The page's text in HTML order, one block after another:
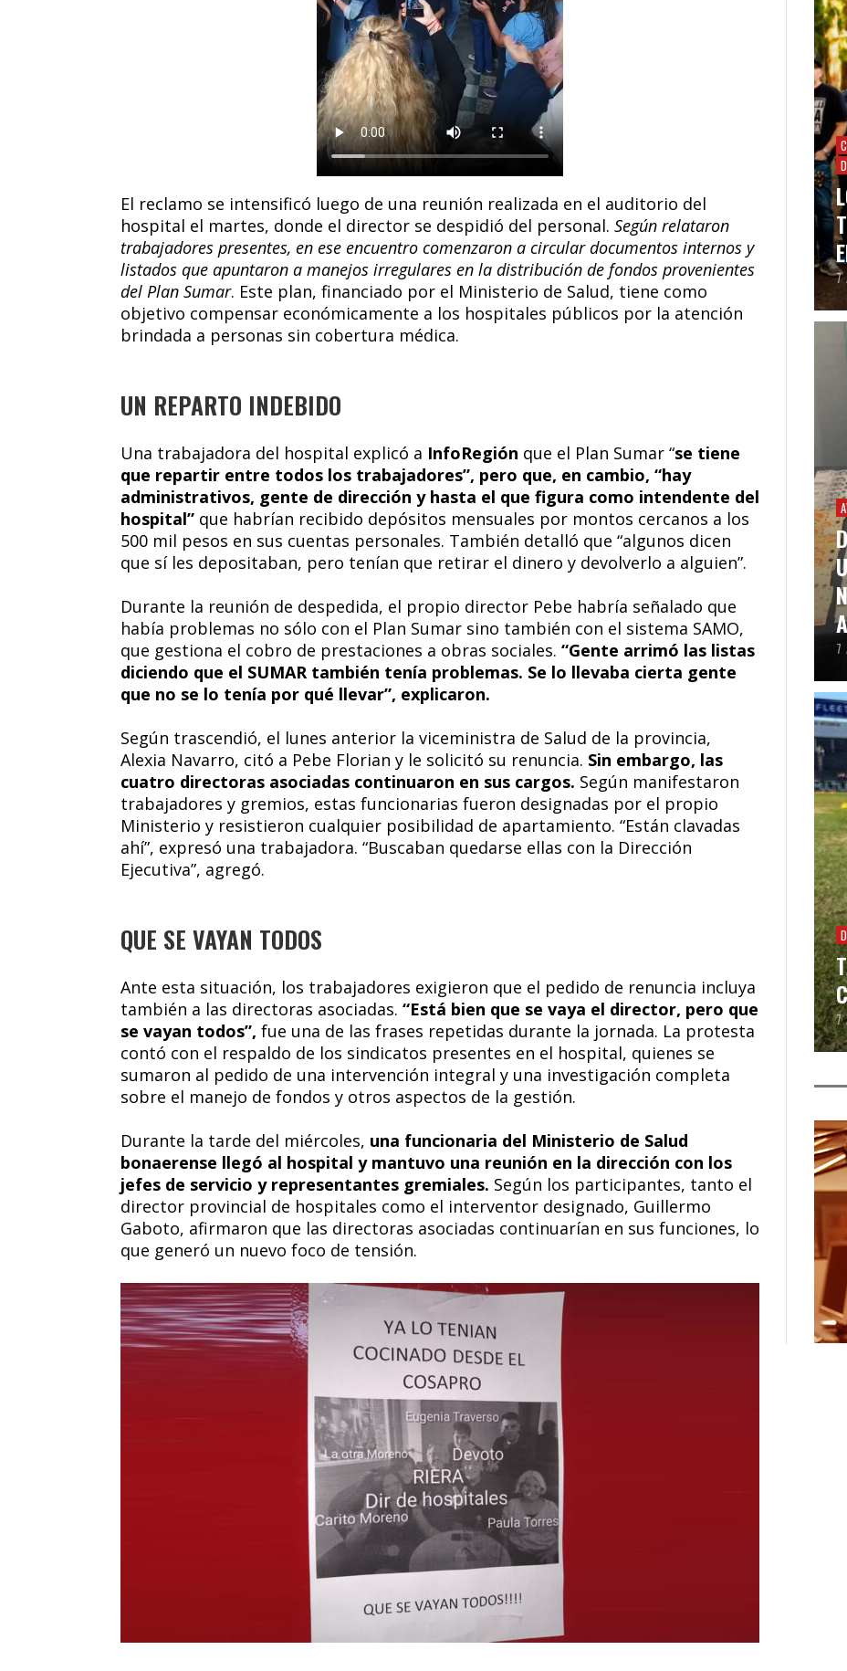
El reclamo se intensificó luego de una reunión realizada en el auditorio del
hospital el martes, donde el director se despidió del personal. Según relataron
trabajadores presentes, en ese encuentro comenzaron a circular documentos internos y
listados que apuntaron a manejos irregulares en la distribución de fondos provenientes
del Plan Sumar. Este plan, financiado por el Ministerio de Salud, tiene como
objetivo compensar económicamente a los hospitales públicos por la atención
brindada a personas sin cobertura médica.
UN REPARTO INDEBIDO
Una trabajadora del hospital explicó a InfoRegión que el Plan Sumar “se tiene
que repartir entre todos los trabajadores”, pero que, en cambio, “hay
administrativos, gente de dirección y hasta el que figura como intendente del
hospital” que habrían recibido depósitos mensuales por montos cercanos a los
500 mil pesos en sus cuentas personales. También detalló que “algunos dicen
que sí les depositaban, pero tenían que retirar el dinero y devolverlo a alguien”.
Durante la reunión de despedida, el propio director Pebe habría señalado que
había problemas no sólo con el Plan Sumar sino también con el sistema SAMO,
que gestiona el cobro de prestaciones a obras sociales. “Gente arrimó las listas
diciendo que el SUMAR también tenía problemas. Se lo llevaba cierta gente
que no se lo tenía por qué llevar”, explicaron.
Según trascendió, el lunes anterior la viceministra de Salud de la provincia,
Alexia Navarro, citó a Pebe Florian y le solicitó su renuncia. Sin embargo, las
cuatro directoras asociadas continuaron en sus cargos. Según manifestaron
trabajadores y gremios, estas funcionarias fueron designadas por el propio
Ministerio y resistieron cualquier posibilidad de apartamiento. “Están clavadas
ahí”, expresó una trabajadora. “Buscaban quedarse ellas con la Dirección
Ejecutiva”, agregó.
QUE SE VAYAN TODOS
Ante esta situación, los trabajadores exigieron que el pedido de renuncia incluya
también a las directoras asociadas. “Está bien que se vaya el director, pero que
se vayan todos”, fue una de las frases repetidas durante la jornada. La protesta
contó con el respaldo de los sindicatos presentes en el hospital, quienes se
sumaron al pedido de una intervención integral y una investigación completa
sobre el manejo de fondos y otros aspectos de la gestión.
Durante la tarde del miércoles, una funcionaria del Ministerio de Salud
bonaerense llegó al hospital y mantuvo una reunión en la dirección con los
jefes de servicio y representantes gremiales. Según los participantes, tanto el
director provincial de hospitales como el interventor designado, Guillermo
Gaboto, afirmaron que las directoras asociadas continuarían en sus funciones, lo
que generó un nuevo foco de tensión.
7
7
7